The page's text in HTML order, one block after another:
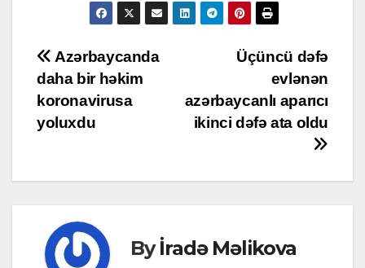
Post
navigation
Üçüncü dəfə
evlənən
azərbaycanlı aparıcı
ikinci dəfə ata oldu
Azərbaycanda
daha bir həkim
koronavirusa
yoluxdu
Byİradə Məlikova